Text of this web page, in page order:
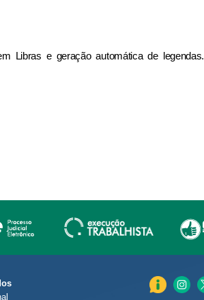
Libras e geração automática de legendas.